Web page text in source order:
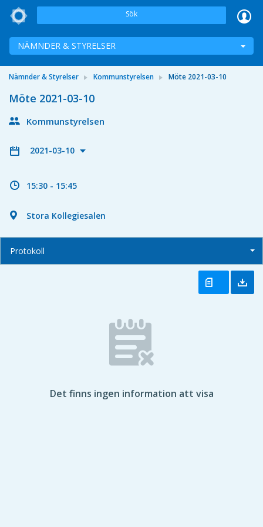
Sök
NÄMNDER & STYRELSER
Nämnder & Styrelser Kommunstyrelsen Möte 2021-03-10
Möte 2021-03-10
Kommunstyrelsen
2021-03-10
15:30 - 15:45
Stora Kollegiesalen
Protokoll
Det finns ingen information att visa